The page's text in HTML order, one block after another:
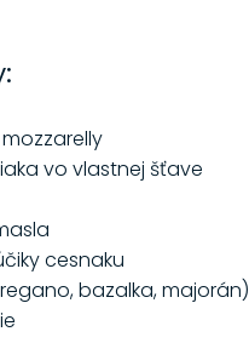
vo vlastnej šťave
cesnaku
bazalka, majorán)